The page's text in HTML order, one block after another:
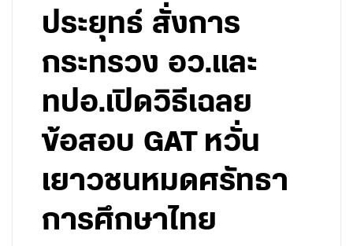
ประยุทธ์ สั่งการ
กระทรวง อว.และ
ทปอ.เปิดวิธีเฉลย
ข้อสอบ GAT หวั่น
เยาวชนหมดศรัทธา
การศึกษาไทย